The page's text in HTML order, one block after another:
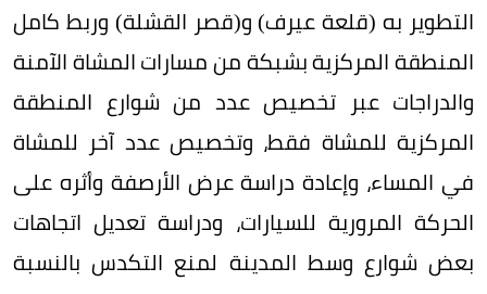
التطوير به (قلعة عيرف) و(قصر القشلة) وربط كامل
المنطقة المركزية بشبكة من مسارات المشاة الآمنة
والدراجات عبر تخصيص عدد من شوارع المنطقة
المركزية للمشاة فقط، وتخصيص عدد آخر للمشاة
في المساء، وإعادة دراسة عرض الأرصفة وأثره على
الحركة المرورية للسيارات، ودراسة تعديل اتجاهات
بعض شوارع وسط المدينة لمنع التكدس بالنسبة